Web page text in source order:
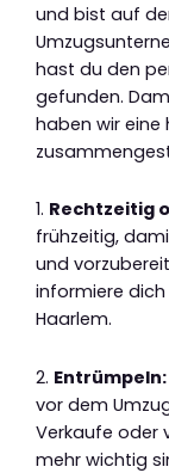
und bist auf
hast du den
gefunden.
haben wir eine
1. Rechtzeitig
frühzeitig,
und
informiere
Haarlem.
2. Entrümpeln:
vor dem
Verkaufe oder
mehr wichtig